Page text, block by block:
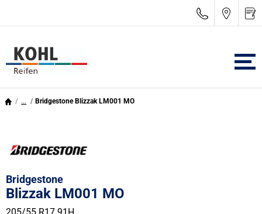
... Bridgestone Blizzak LM001 MO
Bridgestone
Blizzak LM001 MO
205/55 R17 91H